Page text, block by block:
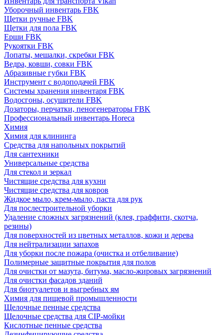
Уборочный инвентарь FBK
Щетки ручные FBK
Щетки для пола FBK
Ерши FBK
Рукоятки FBK
Лопаты, мешалки, скребки FBK
Ведра, ковши, совки FBK
Абразивные губки FBK
Инструмент с водоподачей FBK
Системы хранения инвентаря FBK
Водосгоны, осушители FBK
Дозаторы, перчатки, пеногенераторы FBK
Профессиональный инвентарь Horeca
Химия
Химия для клининга
Средства для напольных покрытий
Для сантехники
Универсальные средства
Для стекол и зеркал
Чистящие средства для кухни
Чистящие средства для ковров
Жидкое мыло, крем-мыло, паста для рук
Для послестроительной уборки
Удаление сложных загрязнений (клея, граффити, скотча,
резины)
Для поверхностей из цветных металлов, кожи и дерева
Для нейтрализации запахов
Для уборки после пожара (очистка и отбеливание)
Полимерные защитные покрытия для полов
Для очистки от мазута, битума, масло-жировых загрязнений
Для очистки фасадов зданий
Для биотуалетов и выгребных ям
Химия для пищевой промышленности
Щелочные пенные средства
Щелочные средства для CIP-мойки
Кислотные пенные средства